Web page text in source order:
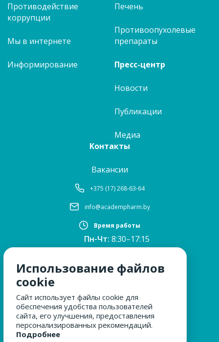
Противодействие
коррупции
Мы в интернете
Информирование
Печень
Противоопухолевые
препараты
Пресс-центр
Новости
Публикации
Медиа
Контакты
Вакансии
+375 (17) 268-63-64
info@academpharm.by
Время работы
Пн-Чт: 8:30–17:15
ПТ:8:30–16:00
12:30–13:00
Сб, Вс:выходные
МЫ ЗА БЕЗОПАСНОСТЬ
Использование файлов
cookie
Сайт использует файлы cookie для
обеспечения удобства пользователей
сайта, его улучшения, предоставления
персонализированных рекомендаций.
Подробнее